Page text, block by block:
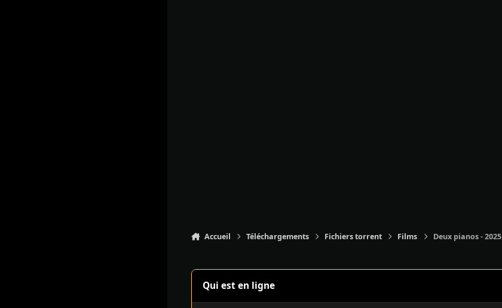
Accueil Téléchargements Fichiers torrent Films Deux pianos - 2025
Qui est en ligne